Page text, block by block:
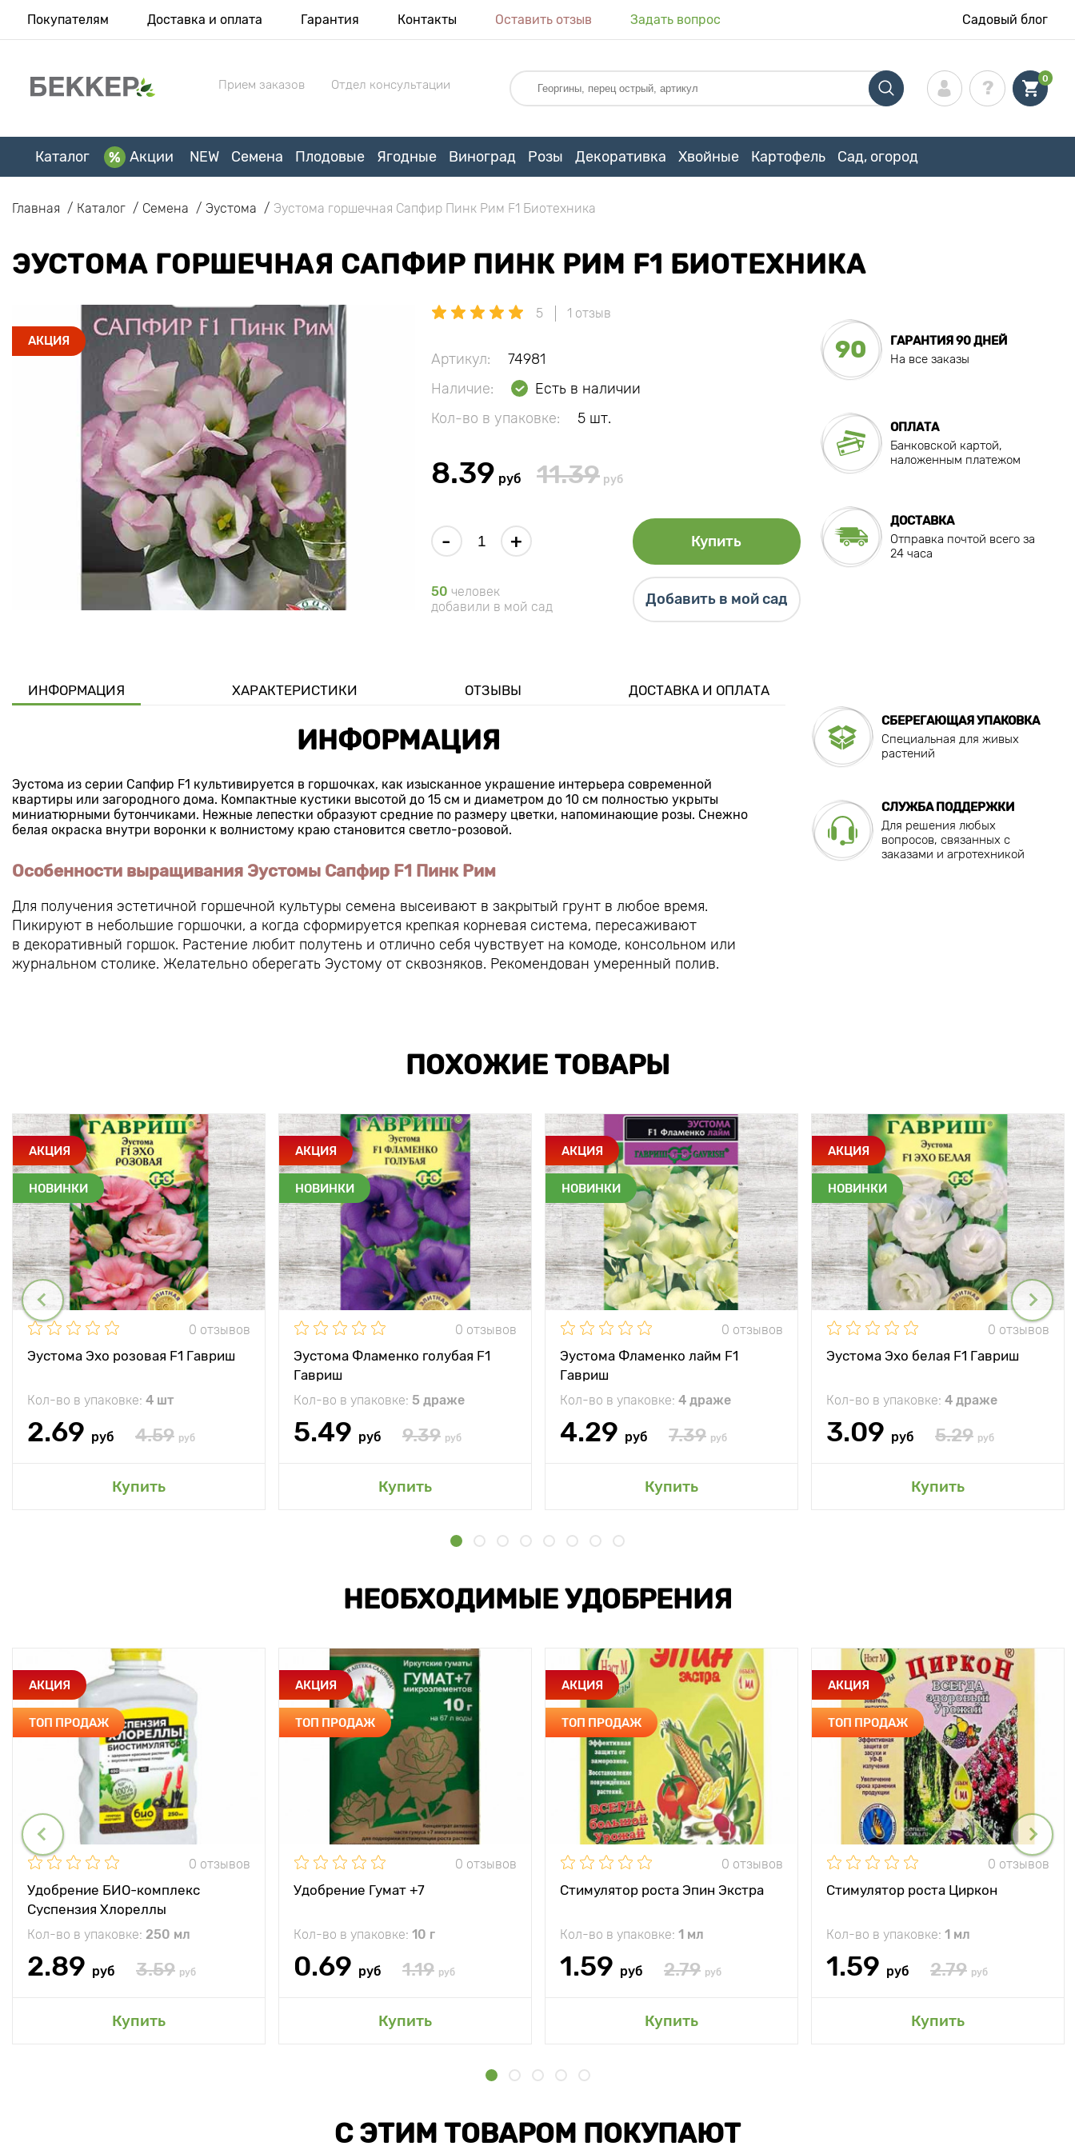
Покупателям Доставка и оплата Гарантия Контакты Оставить отзыв Задать вопрос Садовый блог
Прием заказов Отдел консультации 0
Каталог Акции NEW Семена Плодовые Ягодные Виноград Розы Декоративка Хвойные Картофель Сад, огород
Главная Каталог Семена Эустома Эустома горшечная Сапфир Пинк Рим F1 Биотехника
ЭУСТОМА ГОРШЕЧНАЯ САПФИР ПИНК РИМ F1 БИОТЕХНИКА
АКЦИЯ
5 1 отзыв
Артикул:
74981
Наличие:
Есть в наличии
Кол-во в упаковке:
5 шт.
8.39 руб 11.39 руб
- + Купить
50 человек
добавили в мой сад
Добавить в мой сад
90
ГАРАНТИЯ 90 ДНЕЙ
На все заказы
ОПЛАТА
Банковской картой,
наложенным платежом
ДОСТАВКА
Отправка почтой всего за
24 часа
ИНФОРМАЦИЯ ХАРАКТЕРИСТИКИ ОТЗЫВЫ ДОСТАВКА И ОПЛАТА
ИНФОРМАЦИЯ
Эустома из серии Сапфир F1 культивируется в горшочках, как изысканное украшение интерьера современной
квартиры или загородного дома. Компактные кустики высотой до 15 см и диаметром до 10 см полностью укрыты
миниатюрными бутончиками. Нежные лепестки образуют средние по размеру цветки, напоминающие розы. Снежно
белая окраска внутри воронки к волнистому краю становится светло-розовой.
Особенности выращивания Эустомы Сапфир F1 Пинк Рим
Для получения эстетичной горшечной культуры семена высеивают в закрытый грунт в любое время.
Пикируют в небольшие горшочки, а когда сформируется крепкая корневая система, пересаживают
в декоративный горшок. Растение любит полутень и отлично себя чувствует на комоде, консольном или
журнальном столике. Желательно оберегать Эустому от сквозняков. Рекомендован умеренный полив.
СБЕРЕГАЮЩАЯ УПАКОВКА
Специальная для живых
растений
СЛУЖБА ПОДДЕРЖКИ
Для решения любых
вопросов, связанных с
заказами и агротехникой
ПОХОЖИЕ ТОВАРЫ
АКЦИЯ
НОВИНКИ
0 отзывов
Эустома Эхо розовая F1 Гавриш
Кол-во в упаковке: 4 шт
2.69 руб 4.59 руб
Купить
АКЦИЯ
НОВИНКИ
0 отзывов
Эустома Фламенко голубая F1
Гавриш
Кол-во в упаковке: 5 драже
5.49 руб 9.39 руб
Купить
АКЦИЯ
НОВИНКИ
0 отзывов
Эустома Фламенко лайм F1
Гавриш
Кол-во в упаковке: 4 драже
4.29 руб 7.39 руб
Купить
АКЦИЯ
НОВИНКИ
0 отзывов
Эустома Эхо белая F1 Гавриш
Кол-во в упаковке: 4 драже
3.09 руб 5.29 руб
Купить
НЕОБХОДИМЫЕ УДОБРЕНИЯ
АКЦИЯ
ТОП ПРОДАЖ
0 отзывов
Удобрение БИО-комплекс
Суспензия Хлореллы
Кол-во в упаковке: 250 мл
2.89 руб 3.59 руб
Купить
АКЦИЯ
ТОП ПРОДАЖ
0 отзывов
Удобрение Гумат +7
Кол-во в упаковке: 10 г
0.69 руб 1.19 руб
Купить
АКЦИЯ
ТОП ПРОДАЖ
0 отзывов
Стимулятор роста Эпин Экстра
Кол-во в упаковке: 1 мл
1.59 руб 2.79 руб
Купить
АКЦИЯ
ТОП ПРОДАЖ
0 отзывов
Стимулятор роста Циркон
Кол-во в упаковке: 1 мл
1.59 руб 2.79 руб
Купить
С ЭТИМ ТОВАРОМ ПОКУПАЮТ